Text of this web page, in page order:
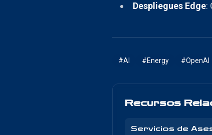
Despliegues Edge:
#AI #Energy #OpenAI
Recursos
Servicios de